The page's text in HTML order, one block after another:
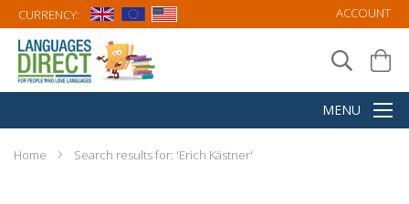
CURRENCY: ACCOUNT
Home Search results for: 'Erich Kästner'